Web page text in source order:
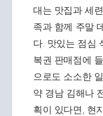
대는 맛집과 세
족과 함께 주말
다. 맛있는 점심
복권 판매점에
으로도 소소한
약 경남 김해나
획이 있다면, 현